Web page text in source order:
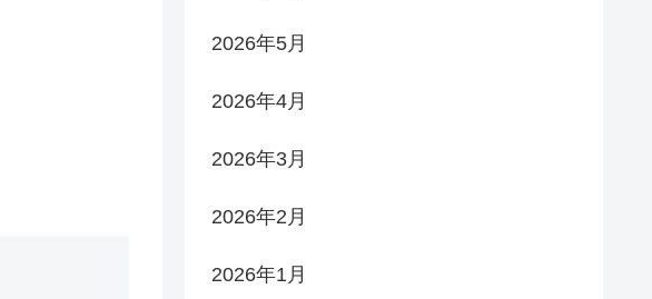
2026年5月
2026年4月
2026年3月
2026年2月
2026年1月